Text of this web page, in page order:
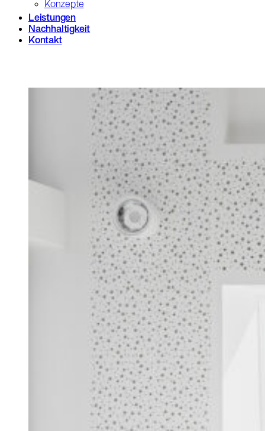
Konzepte
Leistungen
Nachhaltigkeit
Kontakt